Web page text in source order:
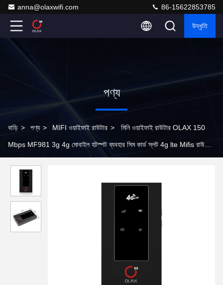
anna@olaxwifi.com 86-15622853785
উদ্ধৃতি
পণ্য
বাড়ি > পণ্য > MIFI ওয়াইফাই রাউটার > মিনি ওয়াইফাই রাউটার OLAX 150
Mbps MF981 3g 4g মোবাইল হটস্পট ব্যবহার সিম কার্ড স্লট 4g lte Mifis রাউটার